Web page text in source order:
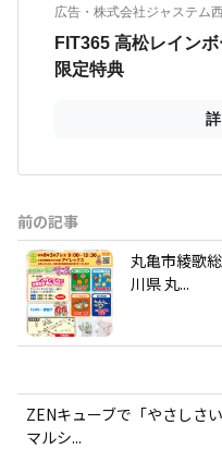
前の記事
丸亀市綾歌
川県 丸...
ZENキューブで「やさしさ
マルシ...